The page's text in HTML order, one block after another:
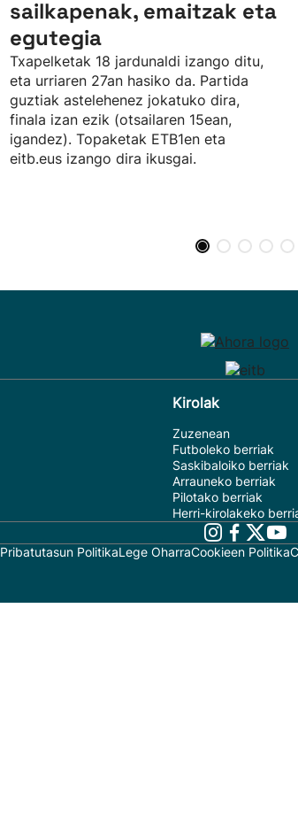
sailkapenak, emaitzak eta
egutegia
Txapelketak 18 jardunaldi izango ditu,
eta urriaren 27an hasiko da. Partida
guztiak astelehenez jokatuko dira,
finala izan ezik (otsailaren 15ean,
igandez). Topaketak ETB1en eta
eitb.eus izango dira ikusgai.
Kirolak
Zuzenean
Futboleko berriak
Saskibaloiko berriak
Arrauneko berriak
Pilotako berriak
Herri-kirolakeko
Pribatutasun PolitikaLege OharraCookieen Politika